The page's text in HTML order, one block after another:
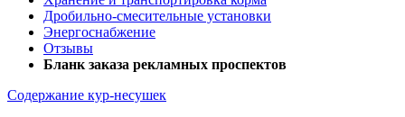
Дробильно-смесительные установки
Энергоснабжение
Отзывы
Бланк заказа рекламных проспектов
Содержание кур-несушек